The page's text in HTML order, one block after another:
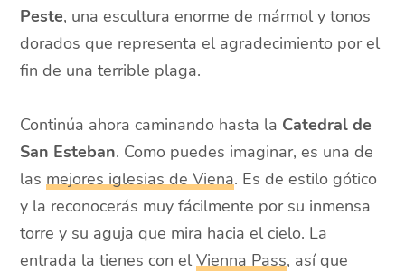
Peste, una escultura enorme de mármol y tonos
dorados que representa el agradecimiento por el
fin de una terrible plaga.
Continúa ahora caminando hasta la Catedral de
San Esteban. Como puedes imaginar, es una de
lasmejores iglesias de Viena. Es de estilo gótico
y la reconocerás muy fácilmente por su inmensa
torre y su aguja que mira hacia el cielo. La
entrada la tienes con elVienna Pass, así que